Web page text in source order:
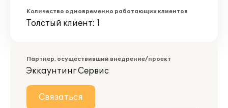
Количество одновременно работающих клиентов
Толстый клиент: 1
Партнер, осуществивший внедрение/проект
Эккаунтинг Сервис
Связаться